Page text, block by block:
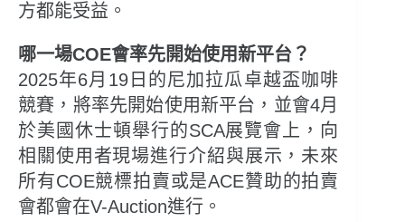
方都能受益。
哪一場COE會率先開始使用新平台？
2025年6月19日的尼加拉瓜卓越盃咖啡
競賽，將率先開始使用新平台，並會4月
於美國休士頓舉行的SCA展覽會上，向
相關使用者現場進行介紹與展示，未來
所有COE競標拍賣或是ACE贊助的拍賣
會都會在V-Auction進行。